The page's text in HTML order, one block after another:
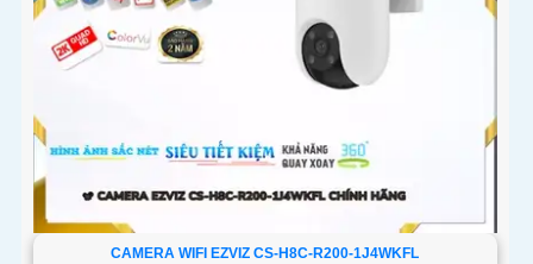
CAMERA WIFI EZVIZ CS-H8C-R200-1J4WKFL